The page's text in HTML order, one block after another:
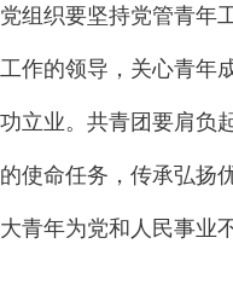
织要坚持党管青年
作的领导，关心青年
立业。共青团要肩负
使命任务，传承弘扬
青年为党和人民事业